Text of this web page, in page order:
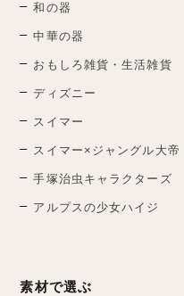
和の器
中華の器
おもしろ雑貨・生活雑貨
ディズニー
スイマー
スイマー×ジャングル大帝
手塚治虫キャラクターズ
アルプスの少女ハイジ
素材で選ぶ